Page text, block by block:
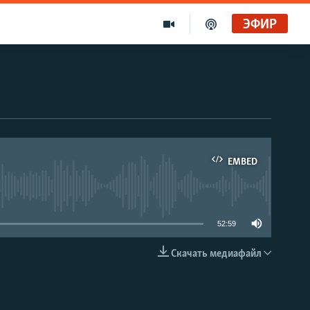
ЭФИР
EMBED
EMBED
52:59
Скачать медиафайл